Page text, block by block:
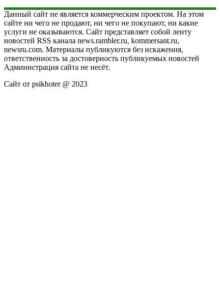
Данный сайт не является коммерческим проектом. На этом
сайте ни чего не продают, ни чего не покупают, ни какие
услуги не оказываются. Сайт представляет собой ленту
новостей RSS канала news.rambler.ru, kommersant.ru,
newsru.com. Материалы публикуются без искажения,
ответственность за достоверность публикуемых новостей
Администрация сайта не несёт.
Сайт от psikhoter @ 2023